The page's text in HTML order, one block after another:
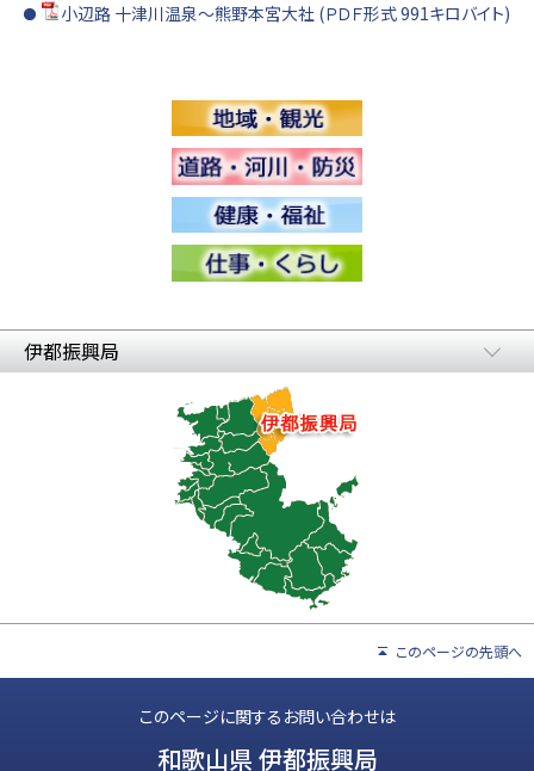
小辺路 十津川温泉～熊野本宮大社 (ＰＤＦ形式 991キロバイト)
伊都振興局
このページの先頭へ
このページに関するお問い合わせは
和歌山県 伊都振興局